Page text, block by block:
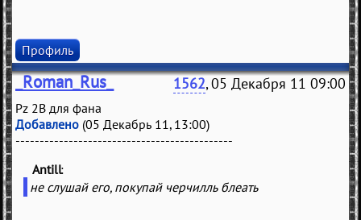
Профиль
_Roman_Rus_ 1562, 05 Декабря 11 09:00
Pz 2B для фана
Добавлено (05 Декабрь 11, 13:00)
---------------------------------------------
Antill
не слушай его, покупай черчилль блеать